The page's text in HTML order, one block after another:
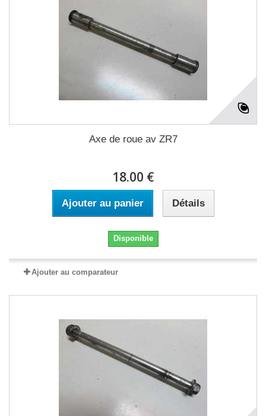
Axe de roue av ZR7
18.00 €
Ajouter au panier Détails
Disponible
Ajouter au comparateur